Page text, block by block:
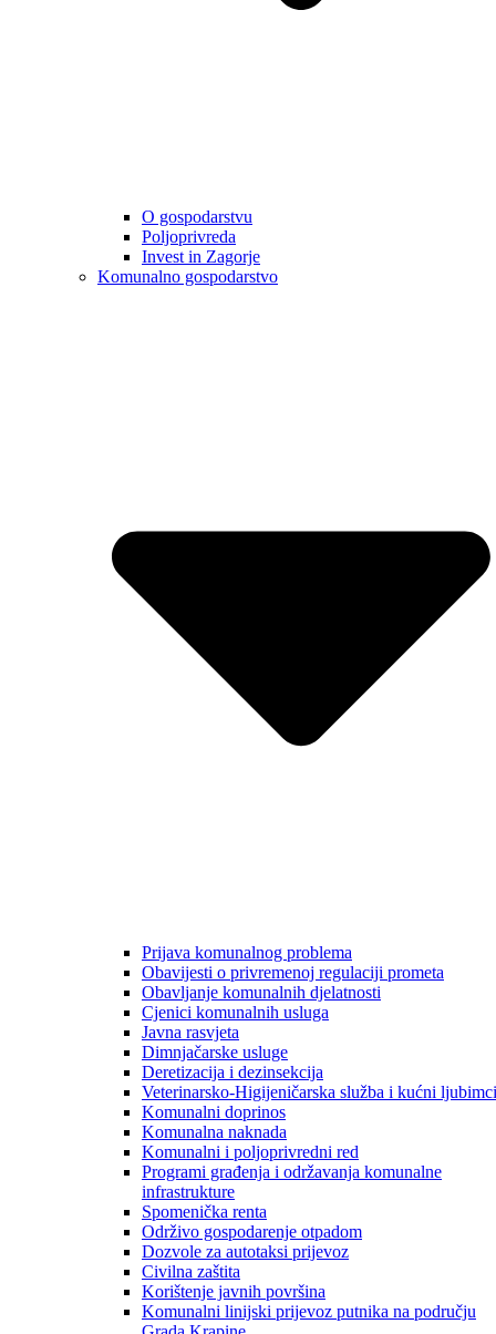
O gospodarstvu
Poljoprivreda
Invest in Zagorje
Komunalno gospodarstvo
Prijava komunalnog problema
Obavijesti o privremenoj regulaciji prometa
Obavljanje komunalnih djelatnosti
Cjenici komunalnih usluga
Javna rasvjeta
Dimnjačarske usluge
Deretizacija i dezinsekcija
Veterinarsko-Higijeničarska služba i kućni ljubimci
Komunalni doprinos
Komunalna naknada
Komunalni i poljoprivredni red
Programi građenja i održavanja komunalne
infrastrukture
Spomenička renta
Održivo gospodarenje otpadom
Dozvole za autotaksi prijevoz
Civilna zaštita
Korištenje javnih površina
Komunalni linijski prijevoz putnika na području